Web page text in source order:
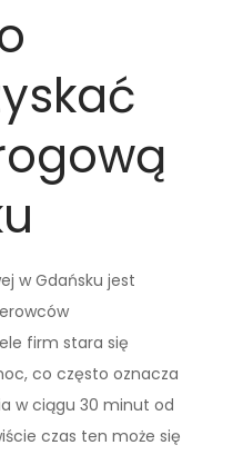
w Gdańsku jest
firm stara się
co często oznacza
w ciągu 30 minut od
czas ten może się